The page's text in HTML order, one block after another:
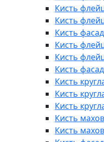
Кисть
Кисть
Кисть
Кисть
Кисть
Кисть
Кисть
Кисть
Кисть
Кисть
Кисть